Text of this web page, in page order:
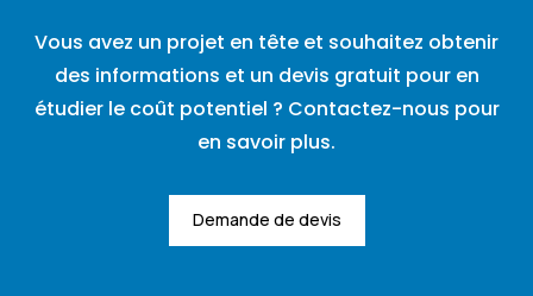
Vous avez un projet en tête et souhaitez obtenir
des informations et un devis gratuit pour en
étudier le coût potentiel ? Contactez-nous pour
en savoir plus.
Demande de devis